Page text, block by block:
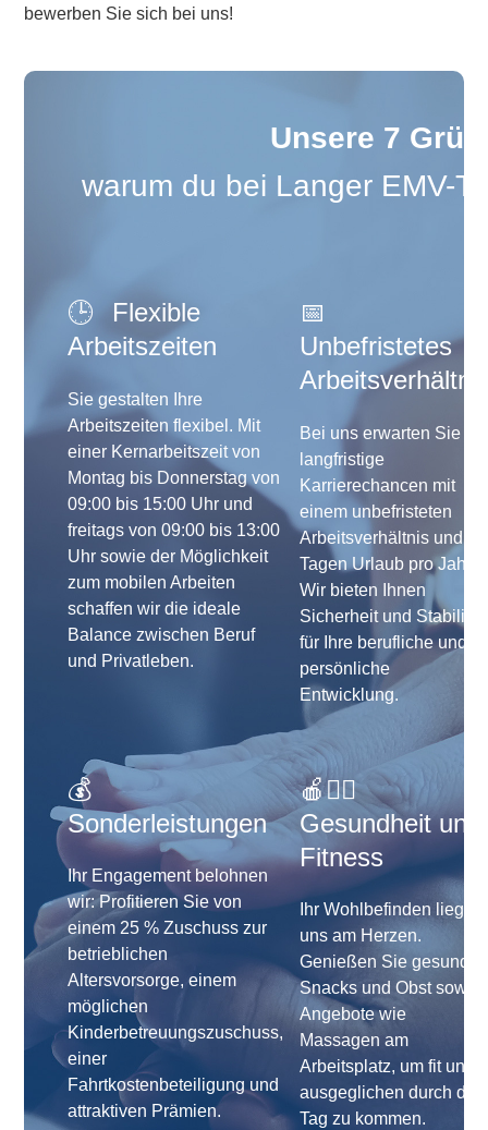
bewerben Sie sich bei uns!
Unsere 7
warum du bei Langer EMV-
🕒
Flexible
Arbeitszeiten
Sie gestalten Ihre
Arbeitszeiten flexibel. Mit
einer Kernarbeitszeit von
Montag bis Donnerstag von
09:00 bis 15:00 Uhr und
freitags von 09:00 bis 13:00
Uhr sowie der Möglichkeit
zum mobilen Arbeiten
schaffen wir die ideale
Balance zwischen Beruf
und Privatleben.
📅
Unbefristetes
Bei uns erwarten Sie
langfristige
Karrierechancen mit
einem unbefristeten
Arbeitsverhältnis und 30
Tagen Urlaub pro Jahr.
Wir bieten Ihnen
Sicherheit und Stabilität
für Ihre berufliche und
persönliche
Entwicklung.
💰
Sonderleistungen
Ihr Engagement belohnen
wir: Profitieren Sie von
einem 25 % Zuschuss zur
betrieblichen
Altersvorsorge, einem
möglichen
Kinderbetreuungszuschuss,
einer
Fahrtkostenbeteiligung und
attraktiven Prämien.
🍎🏋️‍♂️
Gesundheit und
Fitness
Ihr Wohlbefinden liegt
uns am Herzen.
Genießen Sie gesunde
Snacks und Obst sowie
Angebote wie
Massagen am
Arbeitsplatz, um fit und
ausgeglichen durch den
Tag zu kommen.